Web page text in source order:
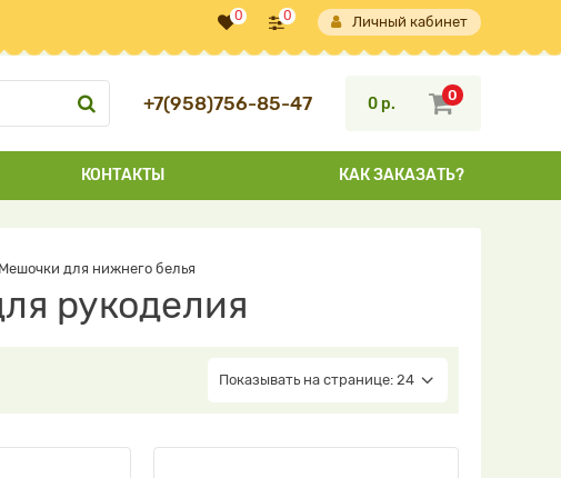
0 0 Личный кабинет
+7(958)756-85-47 0
0 р.
КОНТАКТЫ КАК ЗАКАЗАТЬ?
Мешочки для нижнего белья
рукоделия
Показывать на странице: 24